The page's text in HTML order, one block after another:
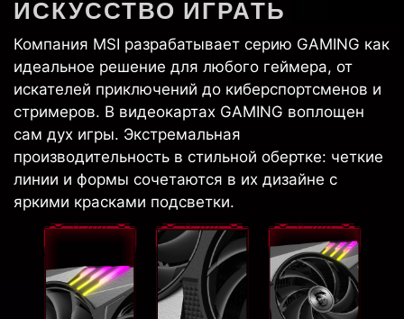
ИСКУССТВО ИГРАТЬ
Компания MSI разрабатывает серию GAMING как
идеальное решение для любого геймера, от
искателей приключений до киберспортсменов и
стримеров. В видеокартах GAMING воплощен
сам дух игры. Экстремальная
производительность в стильной обертке: четкие
линии и формы сочетаются в их дизайне с
яркими красками подсветки.